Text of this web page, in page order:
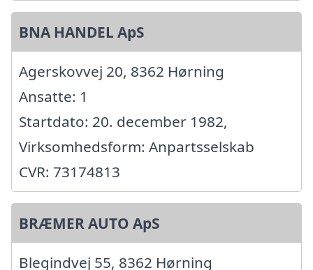
BNA HANDEL ApS
Agerskovvej 20, 8362 Hørning
Ansatte: 1
Startdato: 20. december 1982,
Virksomhedsform: Anpartsselskab
CVR: 73174813
BRÆMER AUTO ApS
Blegindvej 55, 8362 Hørning